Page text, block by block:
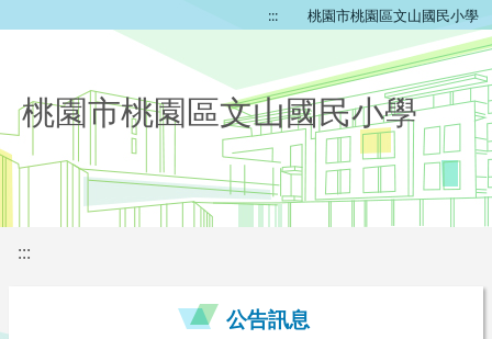
::: 桃園市桃園區文山國民小學
桃園市桃園區文山國民小學
:::
公告訊息